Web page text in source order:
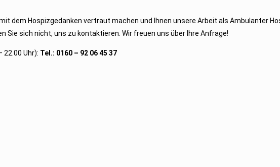
dem Hospizgedanken vertraut machen und Ihnen unsere Arbeit als Ambulanter
Sie sich nicht, uns zu kontaktieren. Wir freuen uns über Ihre Anfrage!
22.00 Uhr): Tel.: 0160 – 92 06 45 37